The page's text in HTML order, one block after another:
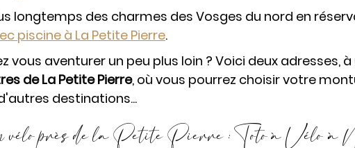
longtemps des charmes des Vosges du nord en
piscine à La Petite Pierre.
vous aventurer un peu plus loin ? Voici deux adresses, à
de La Petite Pierre, où vous pourrez choisir votre
destinations...
vélo près de la Petite Pierre : Toto à Vélo ,à